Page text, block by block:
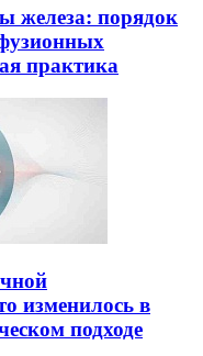
железа: порядок
практика
изменилось в
подходе